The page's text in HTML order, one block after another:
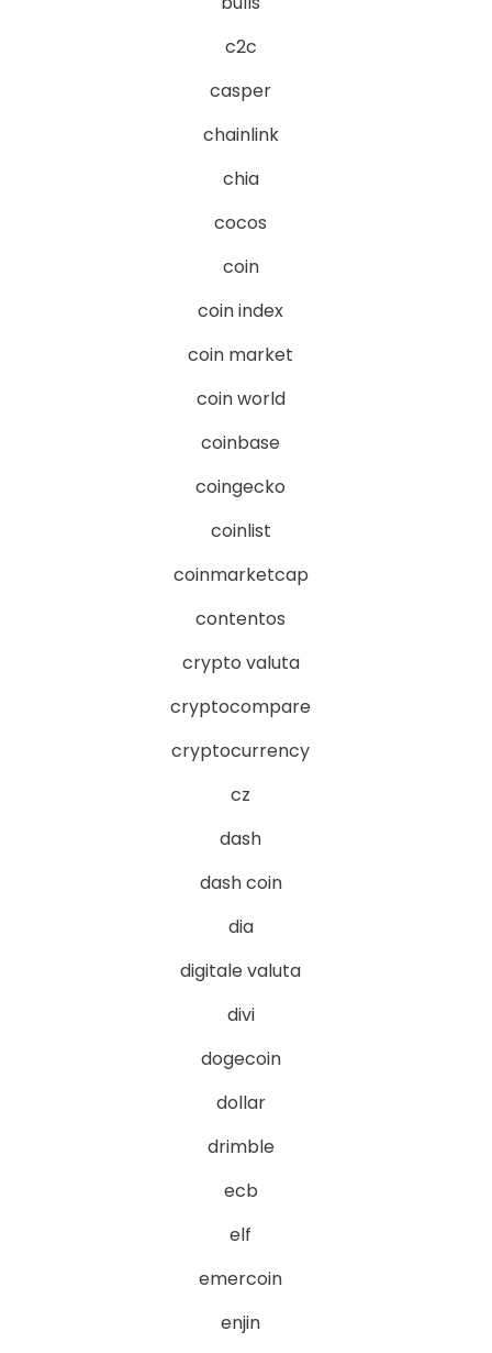
c2c
casper
chainlink
chia
cocos
coin
coin index
coin market
coin world
coinbase
coingecko
coinlist
coinmarketcap
contentos
crypto valuta
cryptocompare
cryptocurrency
cz
dash
dash coin
dia
digitale valuta
divi
dogecoin
dollar
drimble
ecb
elf
emercoin
enjin